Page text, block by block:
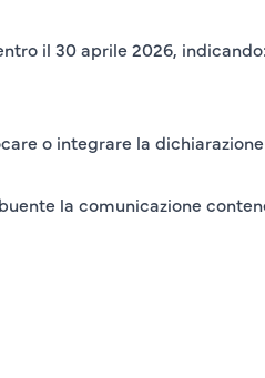
il 30 aprile 2026, indicando:
o integrare la
la comunicazione